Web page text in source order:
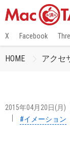
X Facebook
HOME アクセ
2015年04月20日(月)
#イメーション